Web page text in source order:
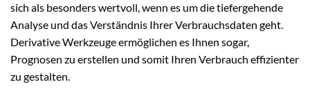
sich als besonders wertvoll, wenn es um die tiefergehende
Analyse und das Verständnis Ihrer Verbrauchsdaten geht.
Derivative Werkzeuge ermöglichen es Ihnen sogar,
Prognosen zu erstellen und somit Ihren Verbrauch effizienter
zu gestalten.